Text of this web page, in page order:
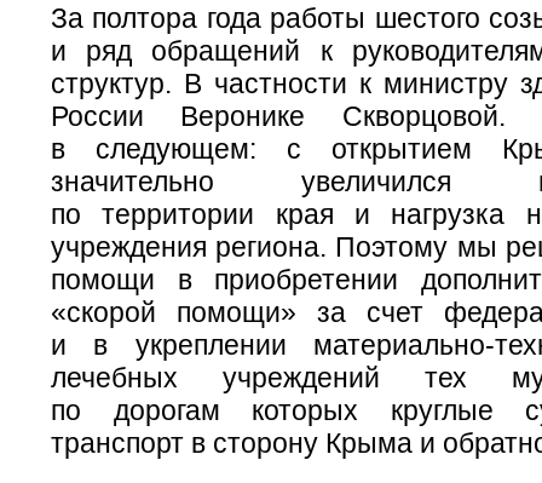
За полтора года работы шестого
и ряд обращений к
структур. В частности к министру
России Веронике Скворцовой.
в следующем: с открытием
значительно увеличился
по территории края и нагрузка
учреждения региона. Поэтому мы
помощи в приобретении
«скорой помощи» за счет
и в укреплении материально-
лечебных учреждений тех
по дорогам которых круглые
транспорт в сторону Крыма и